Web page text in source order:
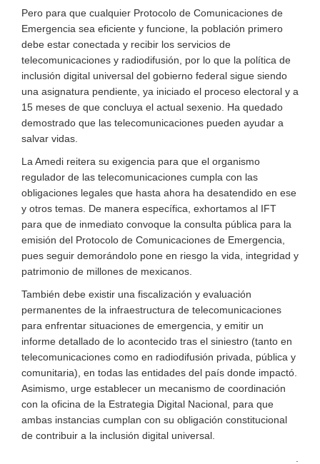
Pero para que cualquier Protocolo de Comunicaciones de
Emergencia sea eficiente y funcione, la población primero
debe estar conectada y recibir los servicios de
telecomunicaciones y radiodifusión, por lo que la política de
inclusión digital universal del gobierno federal sigue siendo
una asignatura pendiente, ya iniciado el proceso electoral y a
15 meses de que concluya el actual sexenio. Ha quedado
demostrado que las telecomunicaciones pueden ayudar a
salvar vidas.
La Amedi reitera su exigencia para que el organismo
regulador de las telecomunicaciones cumpla con las
obligaciones legales que hasta ahora ha desatendido en ese
y otros temas. De manera específica, exhortamos al IFT
para que de inmediato convoque la consulta pública para la
emisión del Protocolo de Comunicaciones de Emergencia,
pues seguir demorándolo pone en riesgo la vida, integridad y
patrimonio de millones de mexicanos.
También debe existir una fiscalización y evaluación
permanentes de la infraestructura de telecomunicaciones
para enfrentar situaciones de emergencia, y emitir un
informe detallado de lo acontecido tras el siniestro (tanto en
telecomunicaciones como en radiodifusión privada, pública y
comunitaria), en todas las entidades del país donde impactó.
Asimismo, urge establecer un mecanismo de coordinación
con la oficina de la Estrategia Digital Nacional, para que
ambas instancias cumplan con su obligación constitucional
de contribuir a la inclusión digital universal.